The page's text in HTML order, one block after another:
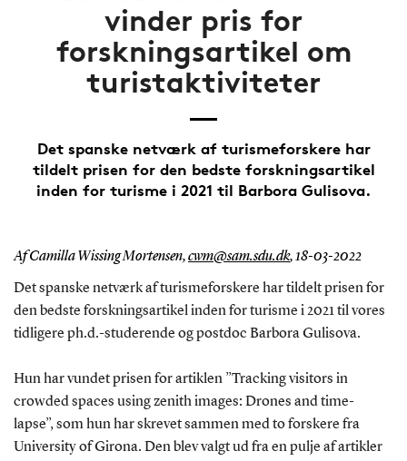
vinder pris for
forskningsartikel om
turistaktiviteter
Det spanske netværk af turismeforskere har
tildelt prisen for den bedste forskningsartikel
inden for turisme i 2021 til Barbora Gulisova.
Af Camilla Wissing Mortensen,cwm@sam.sdu.dk,18-03-2022
Det spanske netværk af turismeforskere har tildelt prisen for
den bedste forskningsartikel inden for turisme i 2021 til vores
tidligere ph.d.-studerende og postdoc Barbora Gulisova.
Hun har vundet prisen for artiklen ”Tracking visitors in
crowded spaces using zenith images: Drones and time-
lapse”, som hun har skrevet sammen med to forskere fra
University of Girona. Den blev valgt ud fra en pulje af artikler